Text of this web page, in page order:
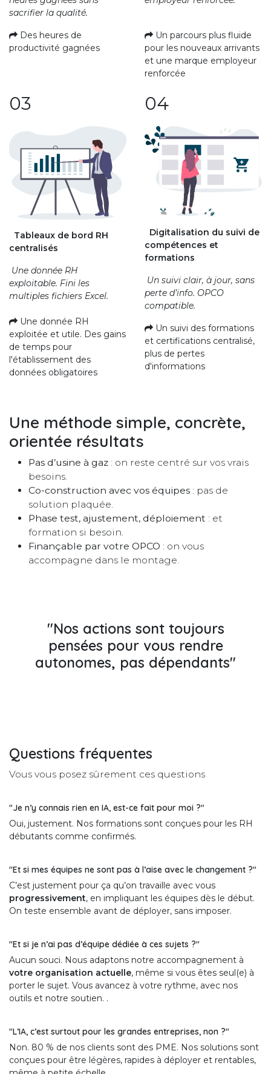
sacrifier la qualité.
Des heures de
productivité gagnées
Un parcours plus fluide
pour les nouveaux arrivants
et une marque employeur
renforcée
03
Tableaux de bord RH
centralisés
Une donnée RH
exploitable. Fini les
multiples fichiers Excel.
Une donnée RH
exploitée et utile. Des gains
de temps pour
l'établissement des
données obligatoires
04
Digitalisation du suivi de
compétences et
formations
Un suivi clair, à jour, sans
perte d’info. OPCO
compatible.
Un suivi des formations
et certifications centralisé,
plus de pertes
d'informations
Une méthode simple, concrète,
orientée résultats
Pas d’usine à gaz : on reste centré sur vos vrais
besoins.
Co-construction avec vos équipes : pas de
solution plaquée.
Phase test, ajustement, déploiement : et
formation si besoin.
Finançable par votre OPCO : on vous
accompagne dans le montage.
"Nos actions sont toujours
pensées pour vous rendre
autonomes, pas dépendants"
Questions fréquentes
Vous vous posez sûrement ces questions
"Je n’y connais rien en IA, est-ce fait pour moi ?"
Oui, justement. Nos formations sont conçues pour les RH
débutants comme confirmés.
"Et si mes équipes ne sont pas à l’aise avec le changement ?"
C’est justement pour ça qu’on travaille avec vous
progressivement, en impliquant les équipes dès le début.
On teste ensemble avant de déployer, sans imposer.
"Et si je n’ai pas d’équipe dédiée à ces sujets ?"
Aucun souci. Nous adaptons notre accompagnement à
votre organisation actuelle, même si vous êtes seul(e) à
porter le sujet. Vous avancez à votre rythme, avec nos
outils et notre soutien. .
"L’IA, c’est surtout pour les grandes entreprises, non ?"
Non. 80 % de nos clients sont des PME. Nos solutions sont
conçues pour être légères, rapides à déployer et rentables,